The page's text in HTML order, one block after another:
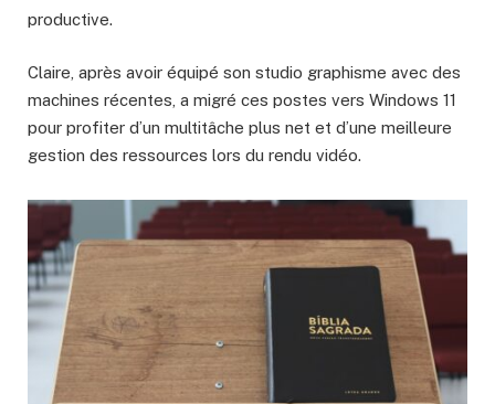
productive.
Claire, après avoir équipé son studio graphisme avec des
machines récentes, a migré ces postes vers Windows 11
pour profiter d’un multitâche plus net et d’une meilleure
gestion des ressources lors du rendu vidéo.